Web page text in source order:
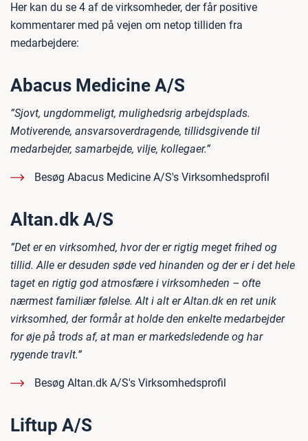
Her kan du se 4 af de virksomheder, der får positive
kommentarer med på vejen om netop tilliden fra
medarbejdere:
Abacus Medicine A/S
”Sjovt, ungdommeligt, mulighedsrig arbejdsplads.
Motiverende, ansvarsoverdragende, tillidsgivende til
medarbejder, samarbejde, vilje, kollegaer.”
Besøg Abacus Medicine A/S's Virksomhedsprofil
Altan.dk A/S
”Det er en virksomhed, hvor der er rigtig meget frihed og
tillid. Alle er desuden søde ved hinanden og der er i det hele
taget en rigtig god atmosfære i virksomheden – ofte
nærmest familiær følelse. Alt i alt er Altan.dk en ret unik
virksomhed, der formår at holde den enkelte medarbejder
for øje på trods af, at man er markedsledende og har
rygende travlt.”
Besøg Altan.dk A/S's Virksomhedsprofil
Liftup A/S